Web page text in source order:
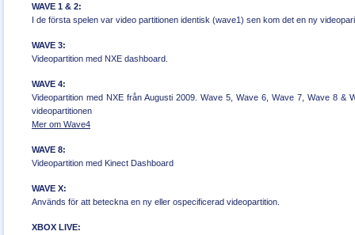
WAVE 1 & 2:
I de första spelen var video partitionen identisk (wave1) sen kom det en ny
WAVE 3:
Videopartition med NXE dashboard.
WAVE 4:
Videopartition med NXE från Augusti 2009. Wave 5, Wave 6, Wave 7, Wave 8
videopartitionen
Mer om Wave4
WAVE 8:
Videopartition med Kinect Dashboard
WAVE X:
Används för att beteckna en ny eller ospecificerad videopartition.
XBOX LIVE: